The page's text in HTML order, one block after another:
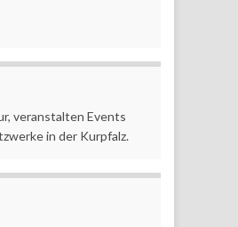
veranstalten Events
in der Kurpfalz.